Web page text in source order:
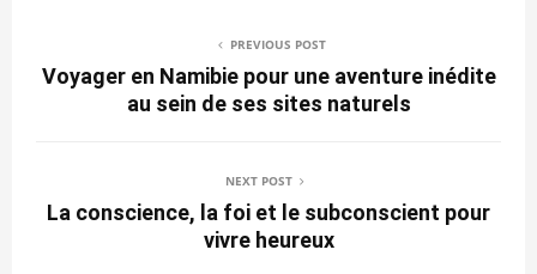
PREVIOUS POST
Voyager en Namibie pour une aventure inédite
au sein de ses sites naturels
NEXT POST
La conscience, la foi et le subconscient pour
vivre heureux